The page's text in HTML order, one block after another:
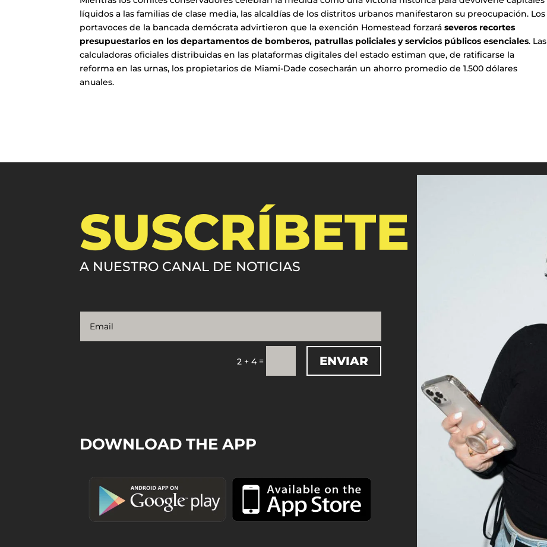
líquidos a las familias de clase media, las alcaldías de los distritos urbanos manifestaron su preocupación. Los
portavoces de la bancada demócrata advirtieron que la exención Homestead forzaráseveros recortes
presupuestarios en los departamentos de bomberos, patrullas policiales y servicios públicos esenciales. Las
calculadoras oficiales distribuidas en las plataformas digitales del estado estiman que, de ratificarse la
reforma en las urnas, los propietarios de Miami-Dade cosecharán un ahorro promedio de 1.500 dólares
anuales.
SUSCRÍBETE
A NUESTRO CANAL DE NOTICIAS
2 + 4= ENVIAR
DOWNLOAD THE APP